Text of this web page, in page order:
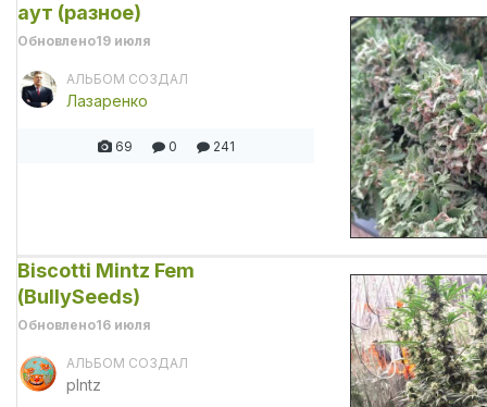
аут (разное)
Обновлено19 июля
АЛЬБОМ СОЗДАЛ
Лазаренко
69 0 241
Biscotti Mintz Fem
(BullySeeds)
Обновлено16 июля
АЛЬБОМ СОЗДАЛ
plntz